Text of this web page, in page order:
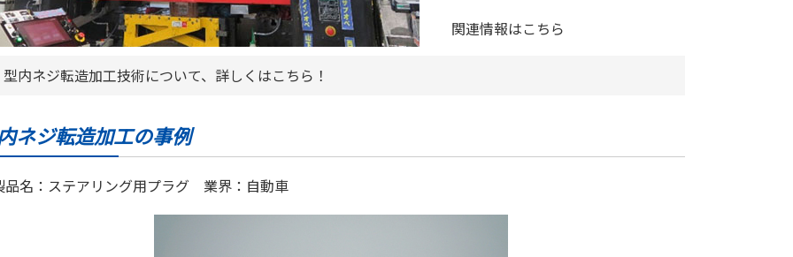
関連情報はこちら
型内ネジ転造加工技術について、詳しくはこちら！
ネジ転造加工の事例
品名：ステアリング用プラグ 業界：自動車